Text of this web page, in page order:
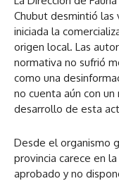
Chubut desmintió las
iniciada la
origen local. Las
normativa no sufrió
como una
no cuenta aún con
desarrollo de esta
Desde el organismo
provincia carece en
aprobado y no